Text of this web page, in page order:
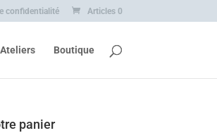
confidentialité Articles 0
Ateliers Boutique
panier